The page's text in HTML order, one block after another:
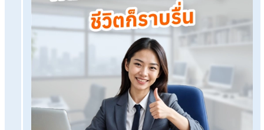
ทดลองใช้ฟรี 30 วันครบทุกฟังก์ชัน
บริการขึ้นระบบ ฟรี ไม่มีค่าใช้จ่ายใดๆ ทั้งสิ้น ยกเลิกเมื่อไหร่ก็ได้
ทดลองใช้งานฟรี